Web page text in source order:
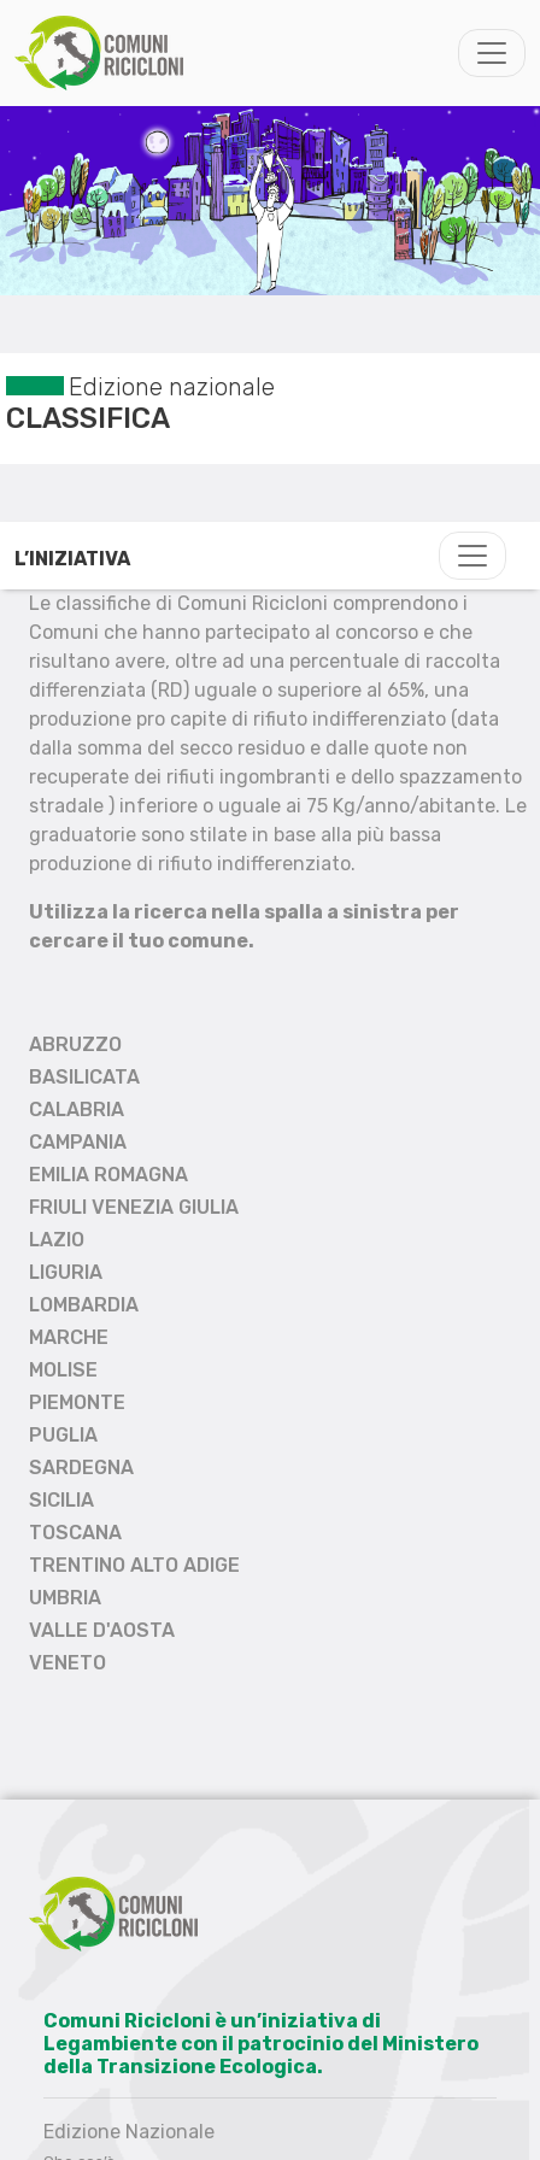
Edizione nazionale
CLASSIFICA
L’INIZIATIVA
Le classifiche di Comuni Ricicloni comprendono i
Comuni che hanno partecipato al concorso e che
risultano avere, oltre ad una percentuale di raccolta
differenziata (RD) uguale o superiore al 65%, una
produzione pro capite di rifiuto indifferenziato (data
dalla somma del secco residuo e dalle quote non
recuperate dei rifiuti ingombranti e dello spazzamento
stradale ) inferiore o uguale ai 75 Kg/anno/abitante. Le
graduatorie sono stilate in base alla più bassa
produzione di rifiuto indifferenziato.
Utilizza la ricerca nella spalla a sinistra per
cercare il tuo comune.
ABRUZZO
BASILICATA
CALABRIA
CAMPANIA
EMILIA ROMAGNA
FRIULI VENEZIA GIULIA
LAZIO
LIGURIA
LOMBARDIA
MARCHE
MOLISE
PIEMONTE
PUGLIA
SARDEGNA
SICILIA
TOSCANA
TRENTINO ALTO ADIGE
UMBRIA
VALLE D'AOSTA
VENETO
Comuni Ricicloni è un’iniziativa di
Legambiente con il patrocinio del Ministero
della Transizione Ecologica.
Edizione Nazionale